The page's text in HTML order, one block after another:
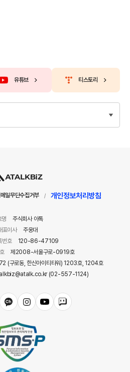
유튜브 티스토리
일무단수집거부 / 개인정보처리방침
명
주식회사 아톡
표이사
주웅대
번호
120-86-47109
제2008-서울구로-0919호
(구로동, 한신아이티타워) 1203호, 1204호
(02-557-1124)